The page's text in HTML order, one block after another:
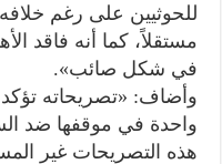
للحوثيين على رغم
مستقلاً، كما أنه فاقد
في شكل صائب».
وأضاف: «تصريحاته
واحدة في موقفها ضد
هذه التصريحات غير